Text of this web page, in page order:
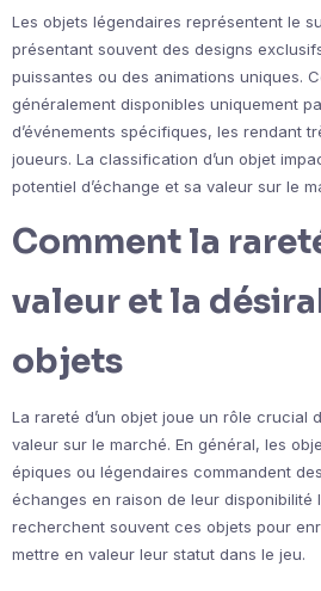
Les objets légendaires représentent le
présentant souvent des designs
puissantes ou des animations uniques.
généralement disponibles uniquement
d’événements spécifiques, les rendant
joueurs. La classification d’un objet
potentiel d’échange et sa valeur sur le
Comment la
valeur et la
objets
La rareté d’un objet joue un rôle crucial
valeur sur le marché. En général, les
épiques ou légendaires commandent
échanges en raison de leur disponibilité
recherchent souvent ces objets pour
mettre en valeur leur statut dans le jeu.